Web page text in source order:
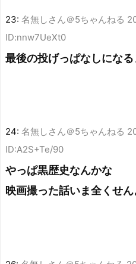
23: 名無しさん＠5ちゃんねる
ID:nnw7UeXt0
最後の投げっぱなしにな
24: 名無しさん＠5ちゃんねる
ID:A2S+Te/90
やっぱ黒歴史なんかな
映画撮った話いま全くせ